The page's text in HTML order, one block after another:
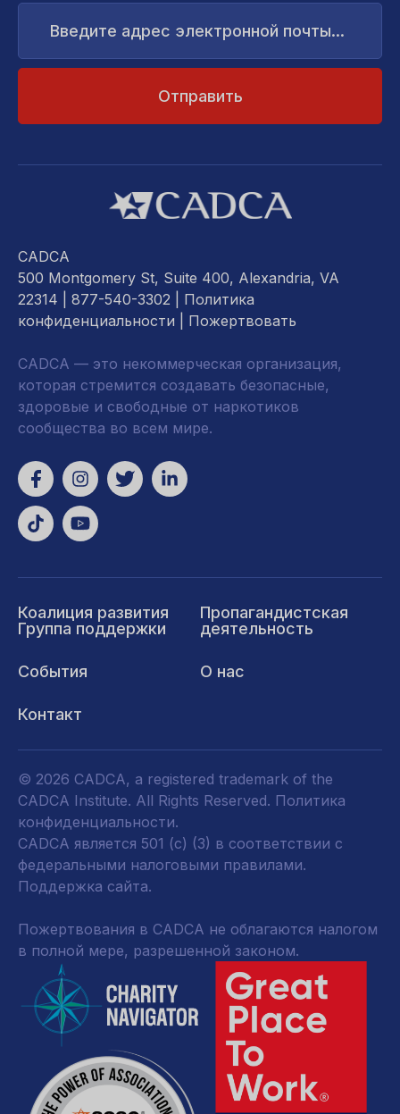
Введите
адрес
электронной
CADCA
500 Montgomery St, Suite 400, Alexandria, VA
22314 | 877-540-3302 | Политика
конфиденциальности
Пожертвовать
CADCA — это некоммерческая организация,
которая стремится создавать безопасные,
здоровые и свободные от наркотиков
сообщества во всем мире.
Коалиция развития
Группа поддержки
Пропагандистская
деятельность
События О нас
Контакт
© 2026 CADCA, a registered trademark of the
CADCA Institute. All Rights Reserved. Политика
конфиденциальности.
CADCA является 501 (c) (3) в соответствии с
федеральными налоговыми правилами.
Поддержка сайта.
Пожертвования в CADCA не облагаются налогом
в полной мере, разрешенной законом.